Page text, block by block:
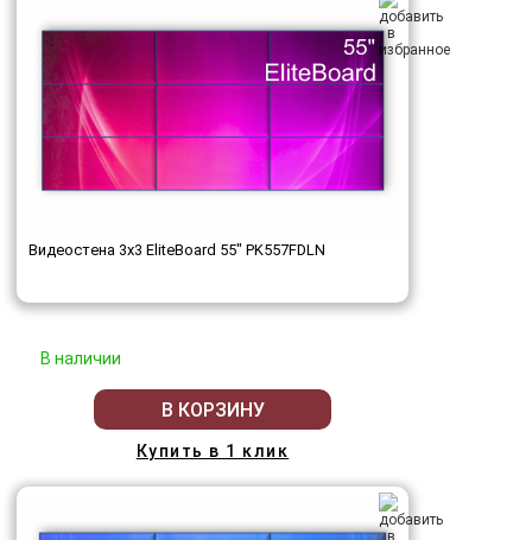
Видеостена 3x3 EliteBoard 55" PK557FDLN
В наличии
В КОРЗИНУ
Купить в 1 клик